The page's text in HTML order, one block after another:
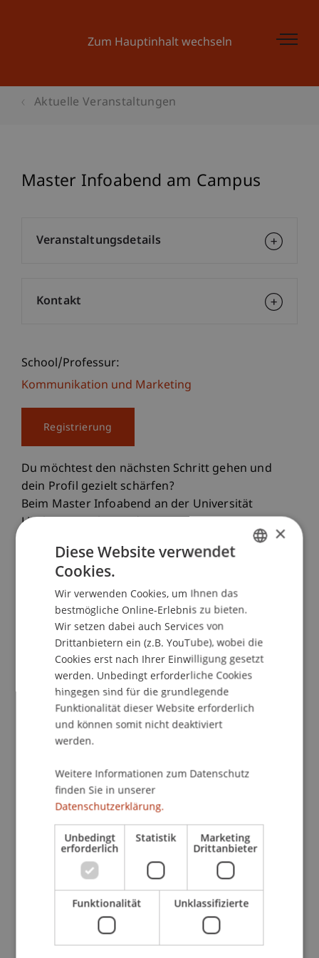
Zum Hauptinhalt wechseln
Aktuelle Veranstaltungen
Master Infoabend am Campus
School/Professur:
Kommunikation und Marketing
Registrierung
Du möchtest den nächsten Schritt gehen und
dein Profil gezielt schärfen?
Beim Master Infoabend an der Universität
Liechtenstein lernst du unsere vier
Masterstudiengänge persönlich kennen und
findest heraus, welcher am besten zu deinen
beruflichen Zielen passt.
Unsere Masterstudiengänge
• Master Architektur
• Master Entrepreneurship, Innovation und
Leadership
• Master Innovative Finance
• Master Wirtschaftsinformatik
Was dich erwartet
Studiengangsleitungen und Teams
• Detaillierte Einblicke in Inhalte,
Spezialisierungen und Studienstruktur
• Austausch mit Studierenden über Projekte,
Praxisbezug und Studienalltag
• Informationen zu Karriereperspektiven und
internationalen Möglichkeiten
• Tipps zu Bewerbung und Aufnahmeverfahren
• Infos zu Ausland, Wohnen und Campusleben
• Campus Tour
Veranstaltungsdetails
Kontakt
×
Diese Website verwendet
Cookies.
Wir verwenden Cookies, um Ihnen das
bestmögliche Online-Erlebnis zu bieten.
Wir setzen dabei auch Services von
Drittanbietern ein (z.B. YouTube), wobei die
Cookies erst nach Ihrer Einwilligung gesetzt
werden. Unbedingt erforderliche Cookies
hingegen sind für die grundlegende
Funktionalität dieser Website erforderlich
und können somit nicht deaktiviert
werden.
Weitere Informationen zum Datenschutz
finden Sie in unserer
Datenschutzerklärung.
Unbedingt
erforderlich
Statistik Marketing
Drittanbieter
Funktionalität Unklassifizierte